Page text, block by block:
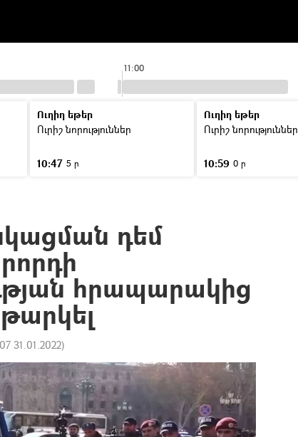
11:00
Ուղիղ եթեր
Ուրիշ նորություններ
10:47 5 ր
Ուղիղ եթեր
Ուրիշ նորություններ
10:59 0 ր
դեմ
հրապարակից
31.01.2022)